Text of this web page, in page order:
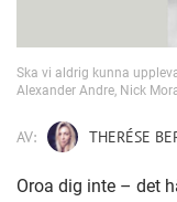
Ska vi aldrig kunna
Alexander Andre, Nick
AV: THERÉSE
Oroa dig inte – det